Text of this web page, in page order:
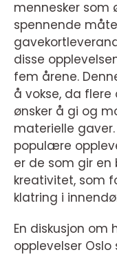
mennesker som
spennende
disse
fem årene.
å vokse, da
ønsker å gi og
materielle
populære
er de som gir
kreativitet, som
klatring i
En diskusjon om
opplevelser